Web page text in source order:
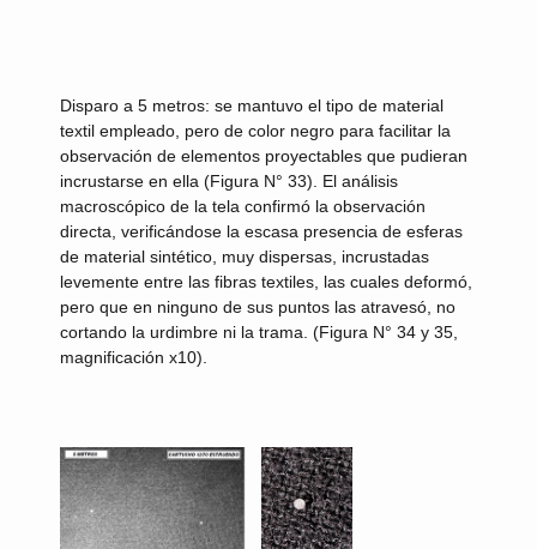
Disparo a 5 metros: se mantuvo el tipo de material
textil empleado, pero de color negro para facilitar la
observación de elementos proyectables que pudieran
incrustarse en ella (Figura N° 33). El análisis
macroscópico de la tela confirmó la observación
directa, verificándose la escasa presencia de esferas
de material sintético, muy dispersas, incrustadas
levemente entre las fibras textiles, las cuales deformó,
pero que en ninguno de sus puntos las atravesó, no
cortando la urdimbre ni la trama. (Figura N° 34 y 35,
magnificación x10).